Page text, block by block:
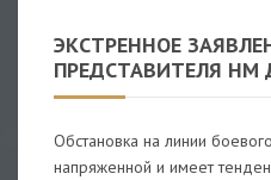
ЭКСТРЕННОЕ
ПРЕДСТАВИТЕЛЯ НМ
Обстановка на линии
напряженной и имеет